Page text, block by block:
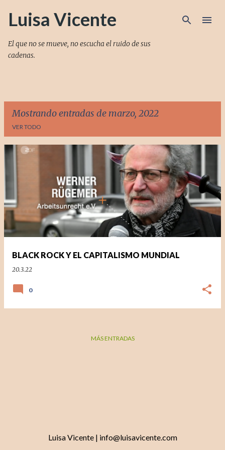
Ir al contenido principal
Luisa Vicente
El que no se mueve, no escucha el ruido de sus
cadenas.
Mostrando entradas de marzo, 2022
VER TODO
E
r
a
d
BLACK ROCK Y EL CAPITALISMO MUNDIAL
20.3.22
0
MÁS ENTRADAS
Luisa Vicente | info@luisavicente.com